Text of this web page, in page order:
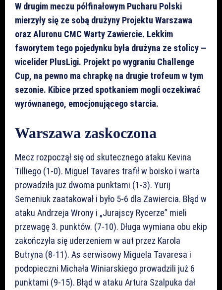
W drugim meczu półfinałowym Pucharu Polski
mierzyły się ze sobą drużyny Projektu Warszawa
oraz Aluronu CMC Warty Zawiercie. Lekkim
faworytem tego pojedynku była drużyna ze stolicy —
wicelider PlusLigi. Projekt po wygraniu Challenge
Cup, na pewno ma chrapkę na drugie trofeum w tym
sezonie. Kibice przed spotkaniem mogli oczekiwać
wyrównanego, emocjonującego starcia.
Warszawa zaskoczona
Mecz rozpoczął się od skutecznego ataku Kevina
Tilliego (1-0). Miguel Tavares trafił w boisko i warta
prowadziła już dwoma punktami (1-3). Yurij
Semeniuk zaatakował i było 5-6 dla Zawiercia. Błąd w
ataku Andrzeja Wrony i „Jurajscy Rycerze” mieli
przewagę 3. punktów. (7-10). Długa wymiana obu ekip
zakończyła się uderzeniem w aut przez Karola
Butryna (8-11). As serwisowy Miguela Tavaresa i
podopieczni Michała Winiarskiego prowadzili już 6
punktami (9-15). Błąd w ataku Artura Szalpuka dał